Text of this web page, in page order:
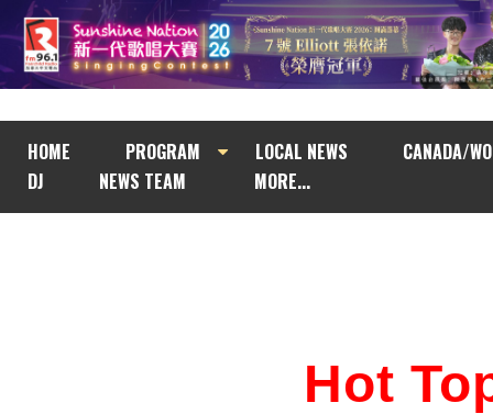
HOME PROGRAM LOCAL NEWS
CANADA/
DJ
NEWS TEAM MORE...
Hot